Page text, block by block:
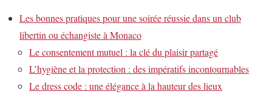
Les bonnes pratiques pour une soirée réussie dans un club
libertin ou échangiste à Monaco
Le consentement mutuel : la clé du plaisir partagé
L’hygiène et la protection : des impératifs incontournables
Le dress code : une élégance à la hauteur des lieux